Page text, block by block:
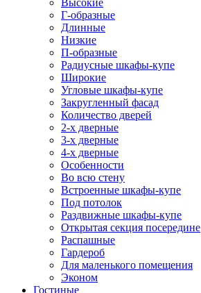
Высокие
Г-образные
Длинные
Низкие
П-образные
Радиусные шкафы-купе
Широкие
Угловые шкафы-купе
Закругленный фасад
Количество дверей
2-х дверные
3-х дверные
4-х дверные
Особенности
Во всю стену
Встроенные шкафы-купе
Под потолок
Раздвижные шкафы-купе
Открытая секция посередине
Распашные
Гардероб
Для маленького помещения
Эконом
Гостиные